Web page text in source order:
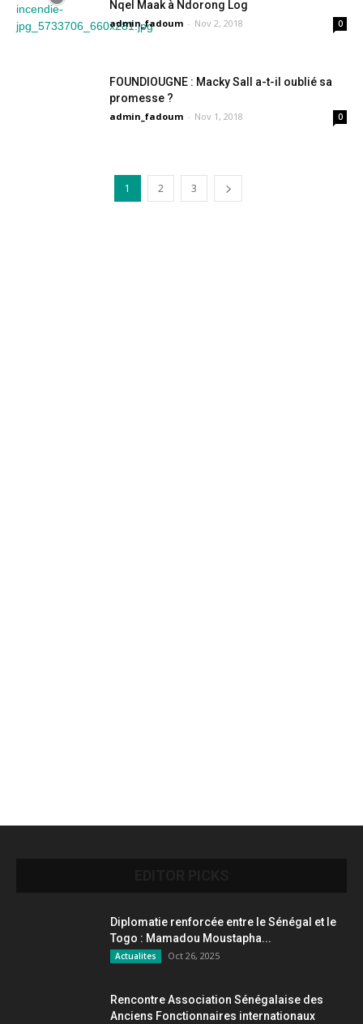
Nqel Maak à Ndorong Log
admin_fadoum - Nov 2, 2018 0
FOUNDIOUGNE : Macky Sall a-t-il oublié sa
promesse ?
admin_fadoum - Nov 1, 2018 0
1 2 3
Diplomatie renforcée entre le Sénégal et le
Togo : Mamadou Moustapha...
Actualites Oct 26, 2025
Rencontre Association Sénégalaise des
Anciens Fonctionnaires internationaux